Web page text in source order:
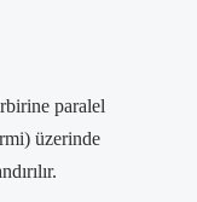
paralel
üzerinde